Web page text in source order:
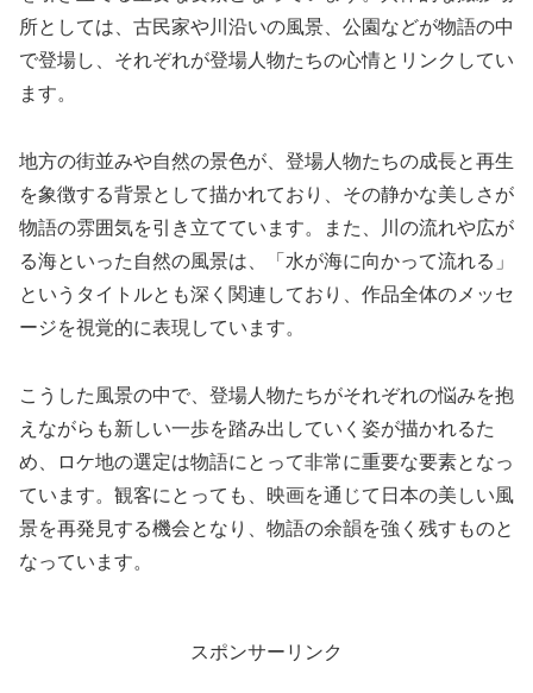
所としては、古民家や川沿いの風景、公園などが物語の中
で登場し、それぞれが登場人物たちの心情とリンクしてい
ます。
地方の街並みや自然の景色が、登場人物たちの成長と再生
を象徴する背景として描かれており、その静かな美しさが
物語の雰囲気を引き立てています。また、川の流れや広が
る海といった自然の風景は、「水が海に向かって流れる」
というタイトルとも深く関連しており、作品全体のメッセ
ージを視覚的に表現しています。
こうした風景の中で、登場人物たちがそれぞれの悩みを抱
えながらも新しい一歩を踏み出していく姿が描かれるた
め、ロケ地の選定は物語にとって非常に重要な要素となっ
ています。観客にとっても、映画を通じて日本の美しい風
景を再発見する機会となり、物語の余韻を強く残すものと
なっています。
スポンサーリンク